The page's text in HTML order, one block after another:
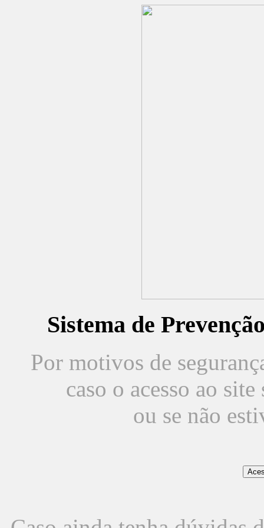
Sistema de
Por motivos de
caso o acesso ao
ou se não